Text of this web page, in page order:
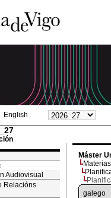
English
Audiovisual
Relacións
Máster
Materias
galego